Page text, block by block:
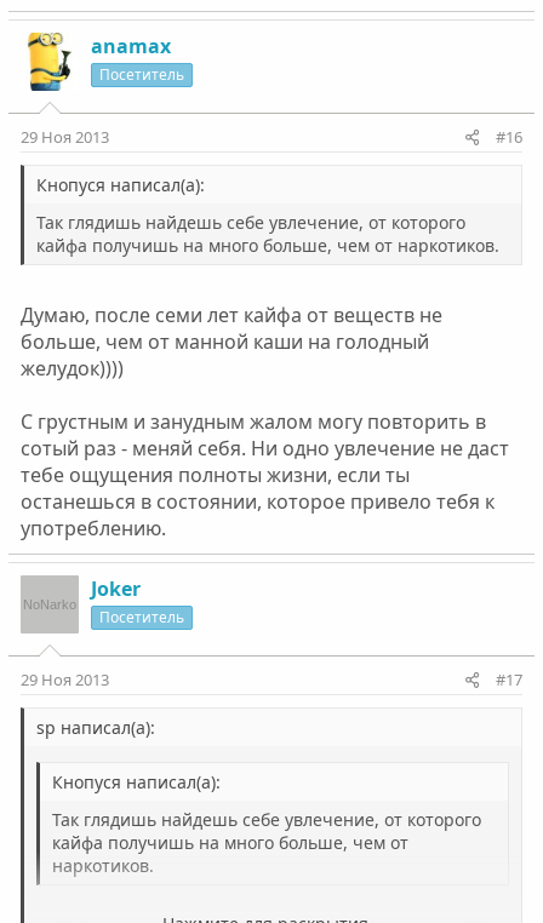
anamax
Посетитель
29 Ноя 2013 #16
Кнопуся написал(а):
Так глядишь найдешь себе увлечение, от которого
кайфа получишь на много больше, чем от наркотиков.
Думаю, после семи лет кайфа от веществ не
больше, чем от манной каши на голодный
желудок))))
С грустным и занудным жалом могу повторить в
сотый раз - меняй себя. Ни одно увлечение не даст
тебе ощущения полноты жизни, если ты
останешься в состоянии, которое привело тебя к
употреблению.
Joker
Посетитель
29 Ноя 2013 #17
sp написал(а):
Кнопуся написал(а):
Так глядишь найдешь себе увлечение, от которого
кайфа получишь на много больше, чем от
наркотиков.